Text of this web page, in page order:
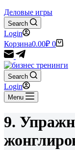
Деловые игры
Search
Login
Корзина0.00₽ 0
Search
Login
Menu
9.